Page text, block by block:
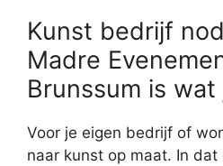
Kunst bedrijf
Madre
Brunssum is
Voor je eigen bedrijf of
naar kunst op maat. In